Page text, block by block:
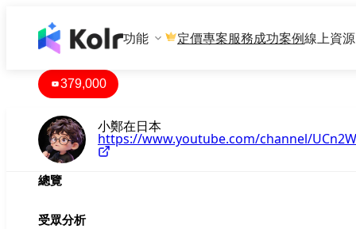
功能 定價專案服務成功案例線上資源
379,000
小鄭在日本
https://www.youtube.com/channel/
總覽
受眾分析